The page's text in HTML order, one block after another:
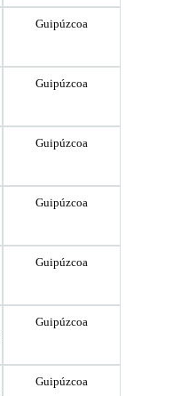
Guipúzcoa
Guipúzcoa
Guipúzcoa
Guipúzcoa
Guipúzcoa
Guipúzcoa
Guipúzcoa